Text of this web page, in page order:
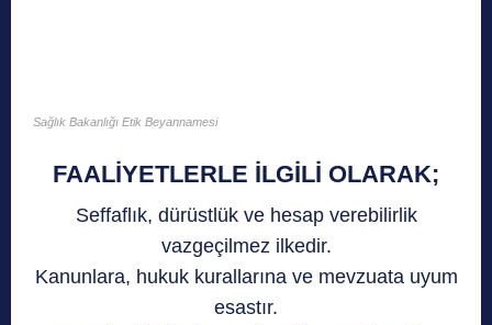
Sağlık Bakanlığı Etik Beyannamesi
FAALİYETLERLE İLGİLİ OLARAK;
Seffaflık, dürüstlük ve hesap verebilirlik
vazgeçilmez ilkedir.
Kanunlara, hukuk kurallarına ve mevzuata uyum
esastır.